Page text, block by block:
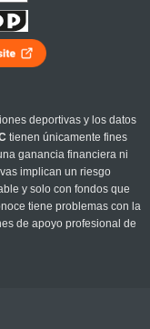
deportivas y los datos
tienen únicamente fines
ganancia financiera ni
implican un riesgo
y solo con fondos que
tiene problemas con la
de apoyo profesional de